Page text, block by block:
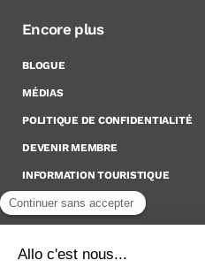
Encore plus
BLOGUE
MÉDIAS
POLITIQUE DE CONFIDENTIALITÉ
DEVENIR MEMBRE
INFORMATION TOURISTIQUE
Inscrivez-vous à notre